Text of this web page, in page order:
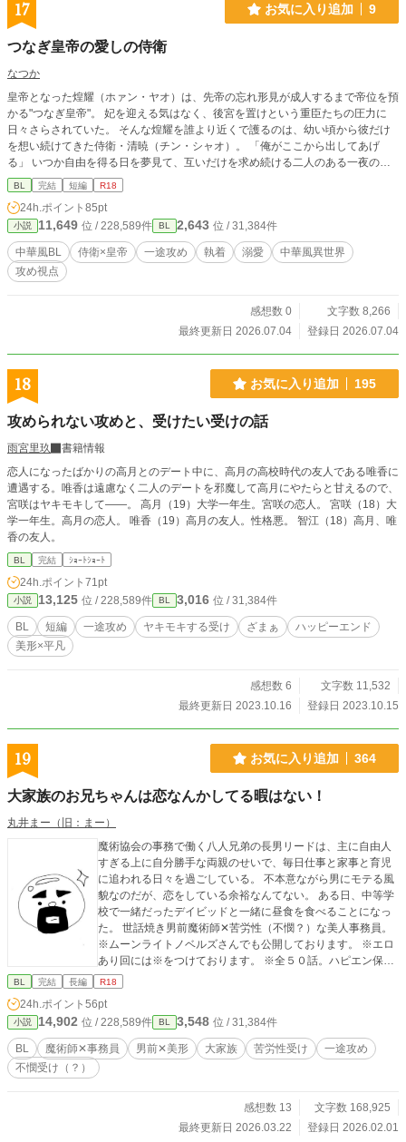
17 お気に入り追加 9
つなぎ皇帝の愛しの侍衛
なつか
皇帝となった煌耀（ホァン・ヤオ）は、先帝の忘れ形見が成人するまで帝位を預
かる"つなぎ皇帝"。 妃を迎える気はなく、後宮を置けという重臣たちの圧力に
日々さらされていた。 そんな煌耀を誰より近くで護るのは、幼い頃から彼だけ
を想い続けてきた侍衛・清暁（チン・シャオ）。 「俺がここから出してあげ
る」 いつか自由を得る日を夢見て、互いだけを求め続ける二人のある一夜の
話。
BL 完結 短編 R18
24h.ポイント 85pt
小説 11,649 位 / 228,589件 BL 2,643 位 / 31,384件
中華風BL 侍衛×皇帝 一途攻め 執着 溺愛
中華風異世界
攻め視点
感想数 0
文字数 8,266
最終更新日 2026.07.04
登録日 2026.07.04
18 お気に入り追加 195
攻められない攻めと、受けたい受けの話
雨宮里玖
書籍情報
恋人になったばかりの高月とのデート中に、高月の高校時代の友人である唯香に
遭遇する。唯香は遠慮なく二人のデートを邪魔して高月にやたらと甘えるので、
宮咲はヤキモキして——。 高月（19）大学一年生。宮咲の恋人。 宮咲（18）大
学一年生。高月の恋人。 唯香（19）高月の友人。性格悪。 智江（18）高月、唯
香の友人。
BL 完結 ｼｮｰﾄｼｮｰﾄ
24h.ポイント 71pt
小説 13,125 位 / 228,589件 BL 3,016 位 / 31,384件
BL 短編 一途攻め ヤキモキする受け ざまぁ
ハッピーエンド
美形×平凡
感想数 6
文字数 11,532
最終更新日 2023.10.16
登録日 2023.10.15
19 お気に入り追加 364
大家族のお兄ちゃんは恋なんかしてる暇はない！
丸井まー（旧：まー）
魔術協会の事務で働く八人兄弟の長男リードは、主に自由人
すぎる上に自分勝手な両親のせいで、毎日仕事と家事と育児
に追われる日々を過ごしている。 不本意ながら男にモテる風
貌なのだが、恋をしている余裕なんてない。 ある日、中等学
校で一緒だったデイビッドと一緒に昼食を食べることになっ
た。 世話焼き男前魔術師✕苦労性（不憫？）な美人事務員。
※ムーンライトノベルズさんでも公開しております。 ※エロ
あり回には※をつけております。 ※全５０話。ハピエン保証
です！
BL 完結 長編 R18
24h.ポイント 56pt
小説 14,902 位 / 228,589件 BL 3,548 位 / 31,384件
BL 魔術師✕事務員 男前✕美形 大家族 苦労性受け
一途攻め
不憫受け（？）
感想数 13
文字数 168,925
最終更新日 2026.03.22
登録日 2026.02.01